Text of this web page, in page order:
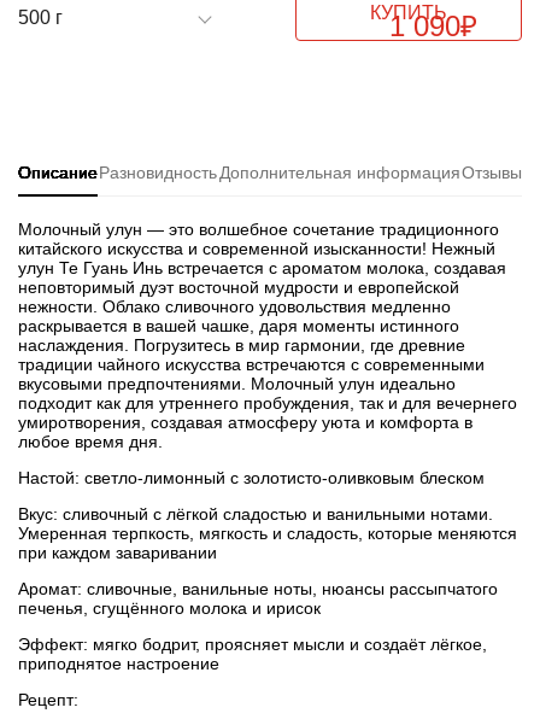
500 г КУПИТЬ
1 090₽
ОписаниеРазновидностьДополнительная информацияОтзывы
Молочный улун — это волшебное сочетание традиционного
китайского искусства и современной изысканности! Нежный
улун Те Гуань Инь встречается с ароматом молока, создавая
неповторимый дуэт восточной мудрости и европейской
нежности. Облако сливочного удовольствия медленно
раскрывается в вашей чашке, даря моменты истинного
наслаждения. Погрузитесь в мир гармонии, где древние
традиции чайного искусства встречаются с современными
вкусовыми предпочтениями. Молочный улун идеально
подходит как для утреннего пробуждения, так и для вечернего
умиротворения, создавая атмосферу уюта и комфорта в
любое время дня.
Настой: светло-лимонный с золотисто-оливковым блеском
Вкус: сливочный с лёгкой сладостью и ванильными нотами.
Умеренная терпкость, мягкость и сладость, которые меняются
при каждом заваривании
Аромат: сливочные, ванильные ноты, нюансы рассыпчатого
печенья, сгущённого молока и ирисок
Эффект: мягко бодрит, проясняет мысли и создаёт лёгкое,
приподнятое настроение
Рецепт: